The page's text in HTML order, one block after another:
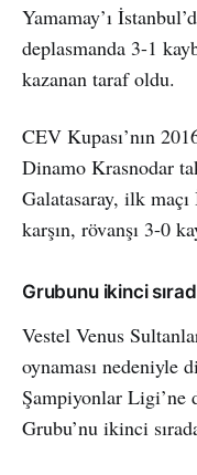
Yamamay’ı
deplasmanda 3-1
kazanan taraf oldu.
CEV Kupası’nın
Dinamo Krasnodar
Galatasaray, ilk maçı
karşın, rövanşı 3-0
Grubunu ikinci
Vestel Venus
oynaması nedeniyle
Şampiyonlar Ligi’ne
Grubu’nu ikinci